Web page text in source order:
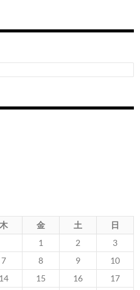
木 金 土
日
1
2
3
7 8 9
10
14 15 16
17